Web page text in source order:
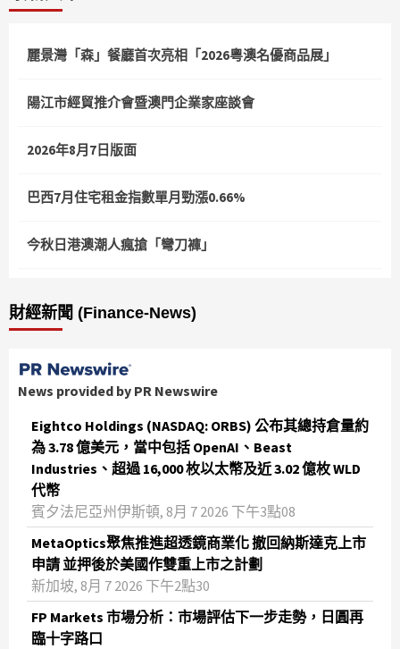
麗景灣「森」餐廳首次亮相「2026粵澳名優商品展」
陽江市經貿推介會暨澳門企業家座談會
2026年8月7日版面
巴西7月住宅租金指數單月勁漲0.66%
今秋日港澳潮人瘋搶「彎刀褲」
財經新聞 (Finance-News)
News provided by PR Newswire
Eightco Holdings (NASDAQ: ORBS) 公布其總持倉量約
為 3.78 億美元，當中包括 OpenAI、Beast
Industries、超過 16,000 枚以太幣及近 3.02 億枚 WLD
代幣
賓夕法尼亞州伊斯頓, 8月 7 2026 下午3點08
MetaOptics聚焦推進超透鏡商業化 撤回納斯達克上市
申請 並押後於美國作雙重上市之計劃
新加坡, 8月 7 2026 下午2點30
FP Markets 市場分析：市場評估下一步走勢，日圓再
臨十字路口